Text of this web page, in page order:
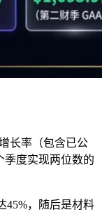
长率（包含已公
季度实现两位数的
45%，随后是材料